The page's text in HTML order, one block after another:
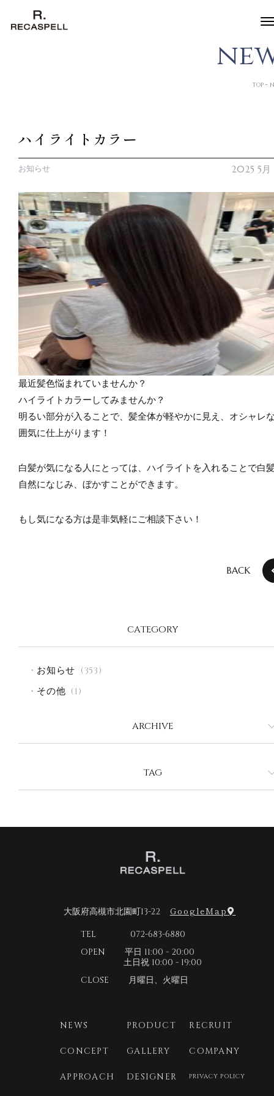
ne
TOP
ハイライトカラー
お知らせ 2025 5
最近髪色悩まれていませんか？
ハイライトカラーしてみませんか？
明るい部分が入ることで、髪全体が軽やかに見え、オシャレ
囲気に仕上がります！
白髪が気になる人にとっては、ハイライトを入れることで白
自然になじみ、ぼかすことができます。
もし気になる方は是非気軽にご相談下さい！
BACK
CATEGORY
お知らせ (353)
その他 (1)
ARCHIVE
2026年6月
2025年12月
2025年11月
2025年10月
2025年9月
2025年7月
2025年4月
TAG
大阪府高槻市北園町13-22 GoogleMap
TEL 072-683-6880
OPEN 平日 11:00 - 20:00
土日祝 10:00 - 19:00
CLOSE 月曜日、火曜日
NEWS
CONCEPT
APPROACH
PRODUCT
GALLERY
DESIGNER
RECRUIT
COMPANY
PRIVACY POLICY